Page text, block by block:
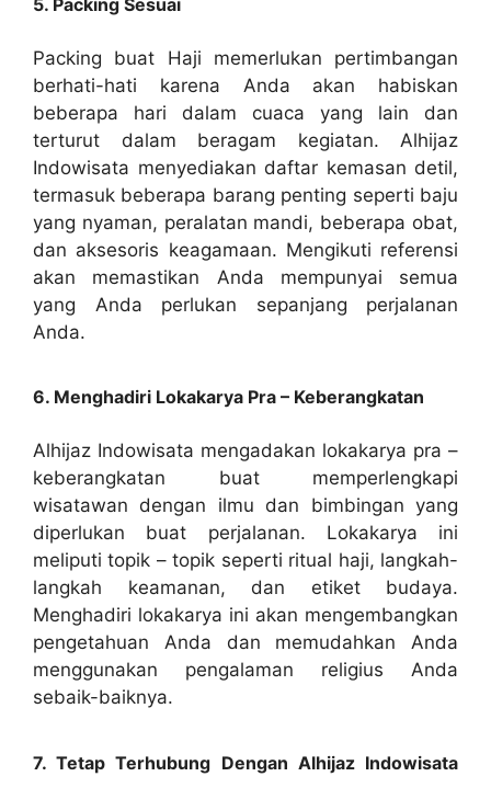
Packing buat Haji memerlukan pertimbangan
berhati-hati karena Anda akan habiskan
beberapa hari dalam cuaca yang lain dan
terturut dalam beragam kegiatan. Alhijaz
Indowisata menyediakan daftar kemasan detil,
termasuk beberapa barang penting seperti baju
yang nyaman, peralatan mandi, beberapa obat,
dan aksesoris keagamaan. Mengikuti referensi
akan memastikan Anda mempunyai semua
yang Anda perlukan sepanjang perjalanan
Anda.
6. Menghadiri Lokakarya Pra – Keberangkatan
Alhijaz Indowisata mengadakan lokakarya pra –
keberangkatan buat memperlengkapi
wisatawan dengan ilmu dan bimbingan yang
diperlukan buat perjalanan. Lokakarya ini
meliputi topik – topik seperti ritual haji, langkah-
langkah keamanan, dan etiket budaya.
Menghadiri lokakarya ini akan mengembangkan
pengetahuan Anda dan memudahkan Anda
menggunakan pengalaman religius Anda
sebaik-baiknya.
7. Tetap Terhubung Dengan Alhijaz Indowisata